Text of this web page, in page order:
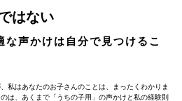
はない
声かけは自分で見つけるこ
私はあなたのお子さんのことは、まったくわかりま
は、あくまで「うちの子用」の声かけと私の経験則